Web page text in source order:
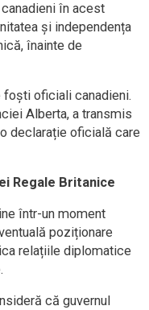
în acest
și independența
înainte de
oficiali canadieni.
Alberta, a transmis
declarație oficială care
Regale Britanice
într-un moment
poziționare
relațiile diplomatice
că guvernul